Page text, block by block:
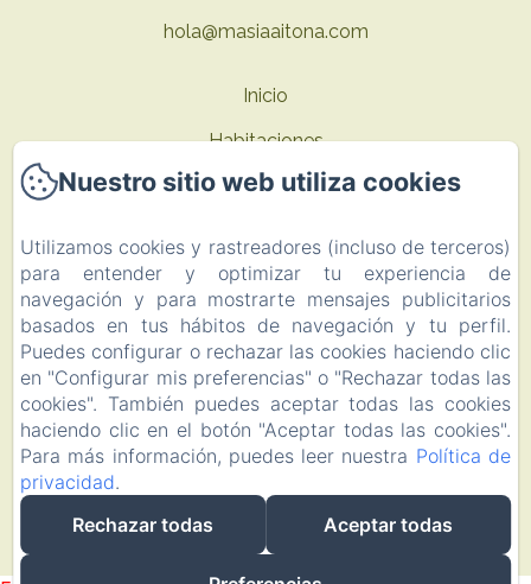
hola@masiaaitona.com
Inicio
Habitaciones
Ofertas
Política de privacidad
Información legal
Información sobre cookies
EN
FR ES
Desarrollado con Amenitiz
Nuestro sitio web utiliza cookies
Utilizamos cookies y rastreadores (incluso de terceros)
para entender y optimizar tu experiencia de
navegación y para mostrarte mensajes publicitarios
basados en tus hábitos de navegación y tu perfil.
Puedes configurar o rechazar las cookies haciendo clic
en "Configurar mis preferencias" o "Rechazar todas las
cookies". También puedes aceptar todas las cookies
haciendo clic en el botón "Aceptar todas las cookies".
Para más información, puedes leer nuestra Política de
privacidad.
Rechazar todas
Aceptar todas